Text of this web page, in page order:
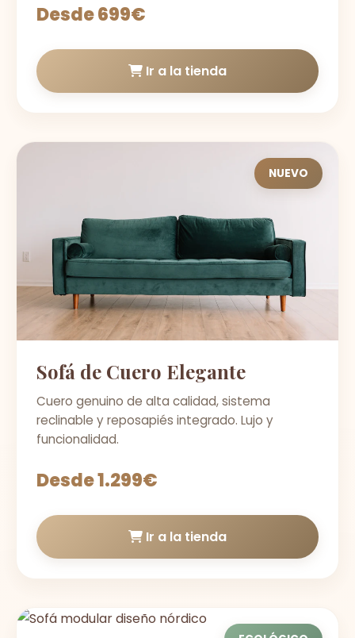
Desde 699€
Ir a la tienda
NUEVO
Sofá de Cuero Elegante
Cuero genuino de alta calidad, sistema
reclinable y reposapiés integrado. Lujo y
funcionalidad.
Desde 1.299€
Ir a la tienda